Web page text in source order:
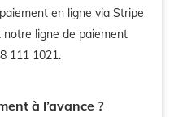
en ligne via Stripe
ligne de paiement
111 1021.
à l’avance ?